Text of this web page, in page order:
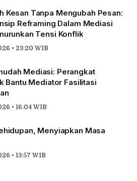
Kesan Tanpa Mengubah Pesan:
Reframing Dalam Mediasi
Tensi Konflik
• 23:20 WIB
Mediasi: Perangkat
Bantu Mediator Fasilitasi
• 16:04 WIB
Menyiapkan Masa
• 13:57 WIB